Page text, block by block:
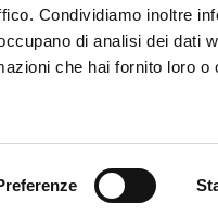
Condividiamo inoltre
di analisi dei dati
che hai fornito loro